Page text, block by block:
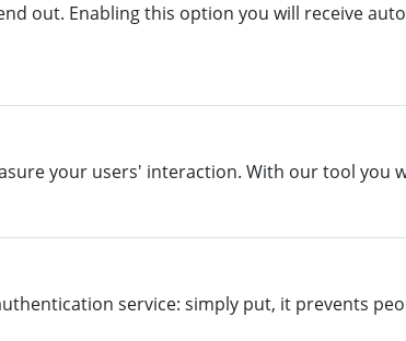
out. Enabling this option you will receive
your users' interaction. With our tool you
service: simply put, it prevents